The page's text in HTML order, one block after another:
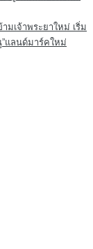
มเจ้าพระยาใหม่ เริ่ม
แลนด์มาร์คใหม่